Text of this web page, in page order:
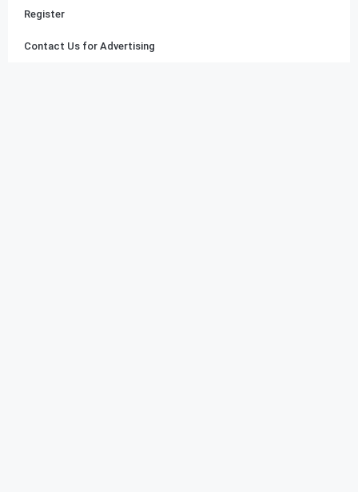
Register
Contact Us for Advertising